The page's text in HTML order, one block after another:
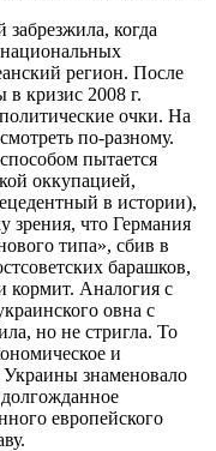
когда
регион. После
кризис 2008 г.
очки. На
по-разному.
пытается
оккупацией,
в истории),
зрения, что Германия
типа», сбив в
барашков,
кормит. Аналогия с
овна с
но не стригла. То
и
знаменовало
европейского